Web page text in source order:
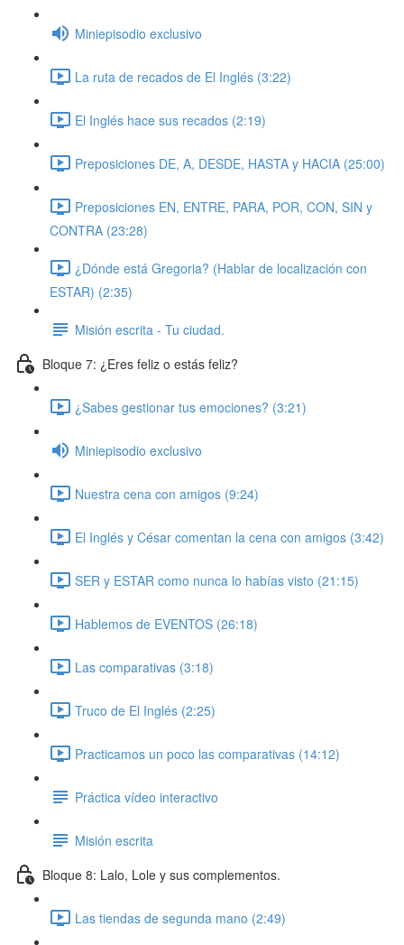
Miniepisodio exclusivo
La ruta de recados de El Inglés (3:22)
El Inglés hace sus recados (2:19)
Preposiciones DE, A, DESDE, HASTA y HACIA (25:00)
Preposiciones EN, ENTRE, PARA, POR, CON, SIN y
CONTRA (23:28)
¿Dónde está Gregoria? (Hablar de localización con
ESTAR) (2:35)
Misión escrita - Tu ciudad.
Bloque 7: ¿Eres feliz o estás feliz?
¿Sabes gestionar tus emociones? (3:21)
Miniepisodio exclusivo
Nuestra cena con amigos (9:24)
El Inglés y César comentan la cena con amigos (3:42)
SER y ESTAR como nunca lo habías visto (21:15)
Hablemos de EVENTOS (26:18)
Las comparativas (3:18)
Truco de El Inglés (2:25)
Practicamos un poco las comparativas (14:12)
Práctica vídeo interactivo
Misión escrita
Bloque 8: Lalo, Lole y sus complementos.
Las tiendas de segunda mano (2:49)